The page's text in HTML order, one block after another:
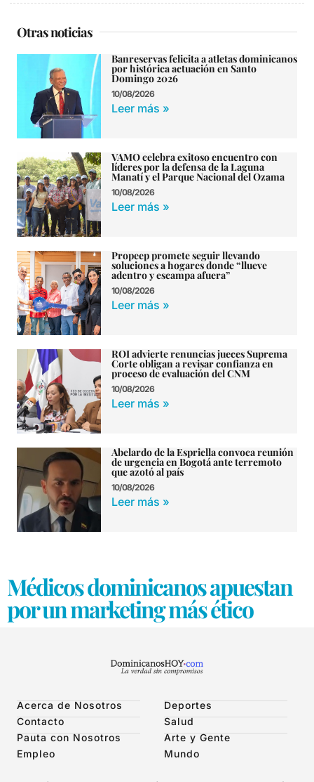
Otras noticias
Banreservas felicita a atletas dominicanos
por histórica actuación en Santo
Domingo 2026
10/08/2026
Leer más »
VAMO celebra exitoso encuentro con
líderes por la defensa de la Laguna
Manatí y el Parque Nacional del Ozama
10/08/2026
Leer más »
Propeep promete seguir llevando
soluciones a hogares donde “llueve
adentro y escampa afuera”
10/08/2026
Leer más »
ROI advierte renuncias jueces Suprema
Corte obligan a revisar confianza en
proceso de evaluación del CNM
10/08/2026
Leer más »
Abelardo de la Espriella convoca reunión
de urgencia en Bogotá ante terremoto
que azotó al país
10/08/2026
Leer más »
Médicos dominicanos apuestan
por un marketing más ético
Acerca de Nosotros
Contacto
Pauta con Nosotros
Empleo
Deportes
Salud
Arte y Gente
Mundo